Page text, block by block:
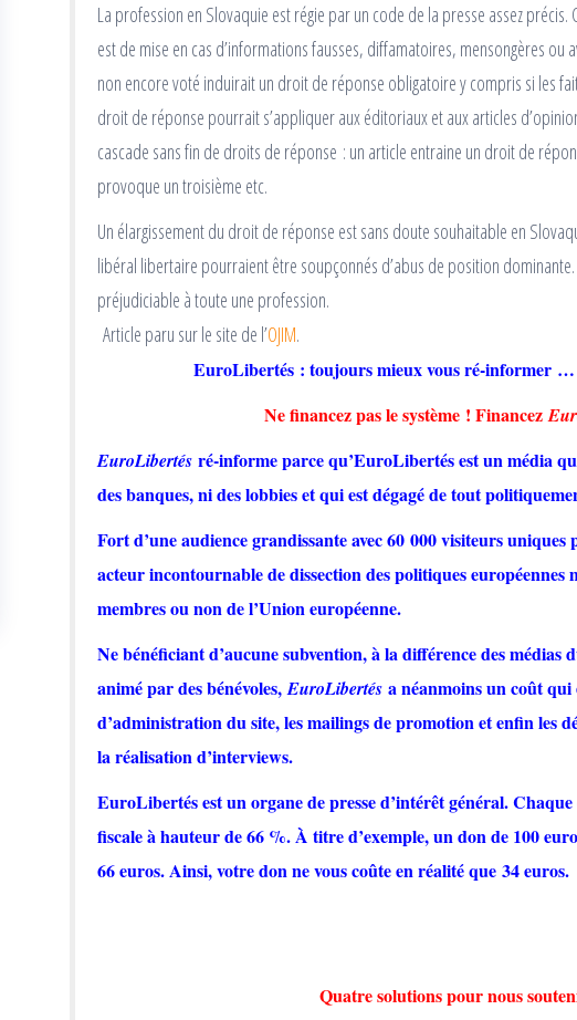
La profession en Slovaquie est régie par un code de la presse assez
est de mise en cas d’informations fausses, diffamatoires, mensongères ou
non encore voté induirait un droit de réponse obligatoire y compris si les
droit de réponse pourrait s’appliquer aux éditoriaux et aux articles
cascade sans fin de droits de réponse : un article entraine un droit de
provoque un troisième etc.
Un élargissement du droit de réponse est sans doute souhaitable en
libéral libertaire pourraient être soupçonnés d’abus de position
préjudiciable à toute une profession.
Article paru sur le site de l’OJIM.
EuroLibertés : toujours mieux vous ré-informer
Ne financez pas le système ! Financez
EuroLibertés ré-informe parce qu’EuroLibertés est un média
des banques, ni des lobbies et qui est dégagé de tout
Fort d’une audience grandissante avec 60 000 visiteurs
acteur incontournable de dissection des politiques européennes
membres ou non de l’Union européenne.
Ne bénéficiant d’aucune subvention, à la différence des médias
animé par des bénévoles,EuroLibertés a néanmoins un coût
d’administration du site, les mailings de promotion et enfin les
la réalisation d’interviews.
EuroLibertés est un organe de presse d’intérêt général.
fiscale à hauteur de 66 %. À titre d’exemple, un don de 100
66 euros. Ainsi, votre don ne vous coûte en réalité que 34 euros.
Quatre solutions pour nous